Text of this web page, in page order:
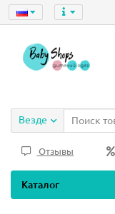
Везде
Отзывы
Каталог